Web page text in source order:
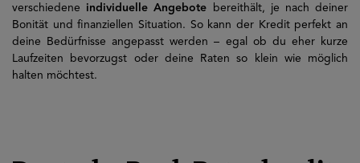
verschiedene individuelle Angebote bereithält, je nach deiner
Bonität und finanziellen Situation. So kann der Kredit perfekt an
deine Bedürfnisse angepasst werden – egal ob du eher kurze
Laufzeiten bevorzugst oder deine Raten so klein wie möglich
halten möchtest.